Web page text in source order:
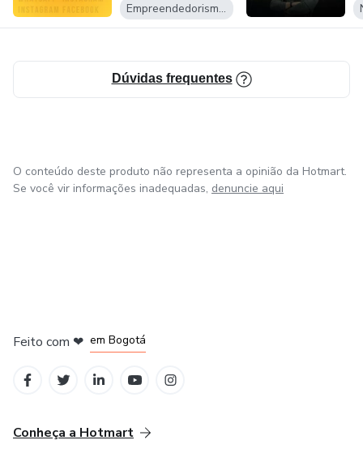
Empreendedorismo Digital
Dúvidas frequentes
O conteúdo deste produto não representa a opinião da Hotmart.
Se você vir informações inadequadas, denuncie aqui
Feito com ❤ em Bogotá
Conheça a Hotmart